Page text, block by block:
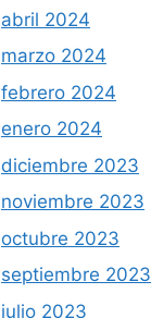
abril 2024
marzo 2024
febrero 2024
enero 2024
diciembre 2023
noviembre 2023
octubre 2023
septiembre 2023
julio 2023